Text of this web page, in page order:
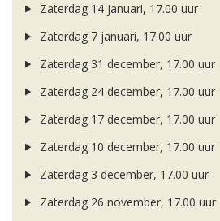
Zaterdag 14 januari, 17.00 uur
Zaterdag 7 januari, 17.00 uur
Zaterdag 31 december, 17.00 uur
Zaterdag 24 december, 17.00 uur
Zaterdag 17 december, 17.00 uur
Zaterdag 10 december, 17.00 uur
Zaterdag 3 december, 17.00 uur
Zaterdag 26 november, 17.00 uur